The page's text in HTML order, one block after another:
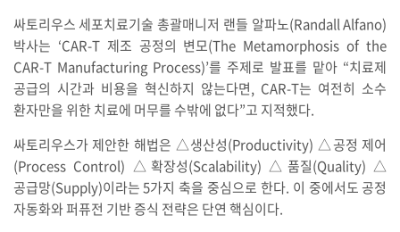
싸토리우스 세포치료기술 총괄매니저 랜들 알파노(Randall Alfano)
박사는 ‘CAR-T 제조 공정의 변모(The Metamorphosis of the
CAR-T Manufacturing Process)’를 주제로 발표를 맡아 “치료제
공급의 시간과 비용을 혁신하지 않는다면, CAR-T는 여전히 소수
환자만을 위한 치료에 머무를 수밖에 없다”고 지적했다.
싸토리우스가 제안한 해법은 △생산성(Productivity) △공정 제어
(Process Control) △확장성(Scalability) △품질(Quality) △
공급망(Supply)이라는 5가지 축을 중심으로 한다. 이 중에서도 공정
자동화와 퍼퓨전 기반 증식 전략은 단연 핵심이다.